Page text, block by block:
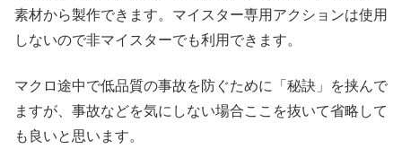
素材から製作できます。マイスター専用アクションは使用
しないので非マイスターでも利用できます。
マクロ途中で低品質の事故を防ぐために「秘訣」を挟んで
ますが、事故などを気にしない場合ここを抜いて省略して
も良いと思います。